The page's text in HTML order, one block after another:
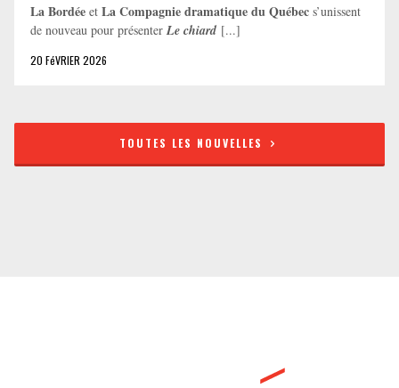
La Bordée et La Compagnie dramatique du Québec s’unissent
de nouveau pour présenter Le chiard [...]
20 FéVRIER 2026
TOUTES LES NOUVELLES